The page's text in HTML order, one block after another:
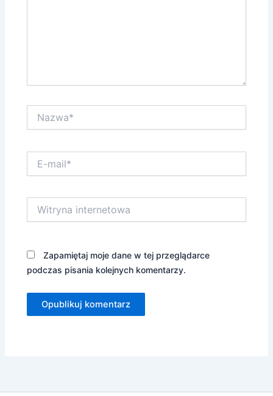
mail*
internetowa
Zapamiętaj moje dane w tej przeglądarce
podczas pisania kolejnych komentarzy.